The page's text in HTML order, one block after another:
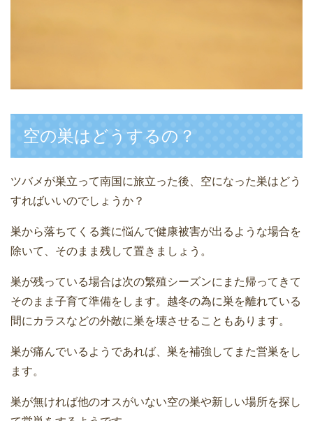
空の巣はどうするの？
ツバメが巣立って南国に旅立った後、空になった巣はどう
すればいいのでしょうか？
巣から落ちてくる糞に悩んで健康被害が出るような場合を
除いて、そのまま残して置きましょう。
巣が残っている場合は次の繁殖シーズンにまた帰ってきて
そのまま子育て準備をします。越冬の為に巣を離れている
間にカラスなどの外敵に巣を壊させることもあります。
巣が痛んでいるようであれば、巣を補強してまた営巣をし
ます。
巣が無ければ他のオスがいない空の巣や新しい場所を探し